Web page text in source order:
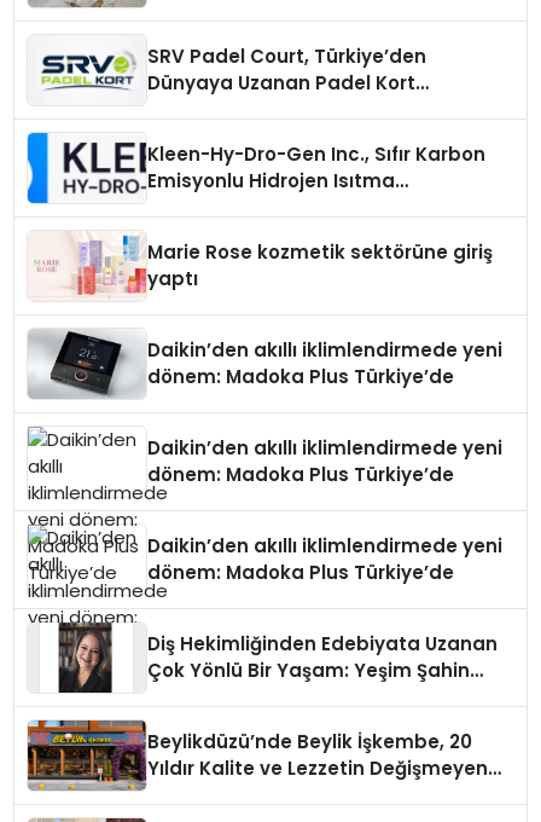
SRV Padel Court, Türkiye’den
Dünyaya Uzanan Padel Kort
Kleen-Hy-Dro-Gen Inc., Sıfır Karbon
Emisyonlu Hidrojen Isıtma
Marie Rose kozmetik sektörüne giriş
yaptı
Daikin’den akıllı iklimlendirmede yeni
dönem: Madoka Plus Türkiye’de
Daikin’den akıllı iklimlendirmede yeni
dönem: Madoka Plus Türkiye’de
Daikin’den akıllı iklimlendirmede yeni
dönem: Madoka Plus Türkiye’de
Diş Hekimliğinden Edebiyata Uzanan
Çok Yönlü Bir Yaşam: Yeşim Şahin
Beylikdüzü’nde Beylik İşkembe, 20
Yıldır Kalite ve Lezzetin Değişmeyen